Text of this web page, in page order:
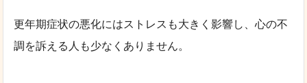
更年期症状の悪化にはストレスも大きく影響し、心の不
調を訴える人も少なくありません。